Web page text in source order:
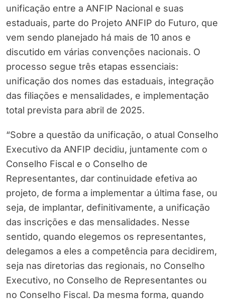
unificação entre a ANFIP Nacional e suas
estaduais, parte do Projeto ANFIP do Futuro, que
vem sendo planejado há mais de 10 anos e
discutido em várias convenções nacionais. O
processo segue três etapas essenciais:
unificação dos nomes das estaduais, integração
das filiações e mensalidades, e implementação
total prevista para abril de 2025.
“Sobre a questão da unificação, o atual Conselho
Executivo da ANFIP decidiu, juntamente com o
Conselho Fiscal e o Conselho de
Representantes, dar continuidade efetiva ao
projeto, de forma a implementar a última fase, ou
seja, de implantar, definitivamente, a unificação
das inscrições e das mensalidades. Nesse
sentido, quando elegemos os representantes,
delegamos a eles a competência para decidirem,
seja nas diretorias das regionais, no Conselho
Executivo, no Conselho de Representantes ou
no Conselho Fiscal. Da mesma forma, quando